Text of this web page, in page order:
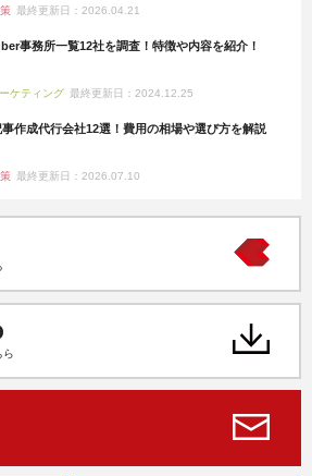
最終更新日：2026.04.21
事務所一覧12社を調査！特徴や内容を紹介！
ケティング 最終更新日：2024.12.25
作成代行会社12選！費用の相場や選び方を解説
最終更新日：2026.07.10
ら